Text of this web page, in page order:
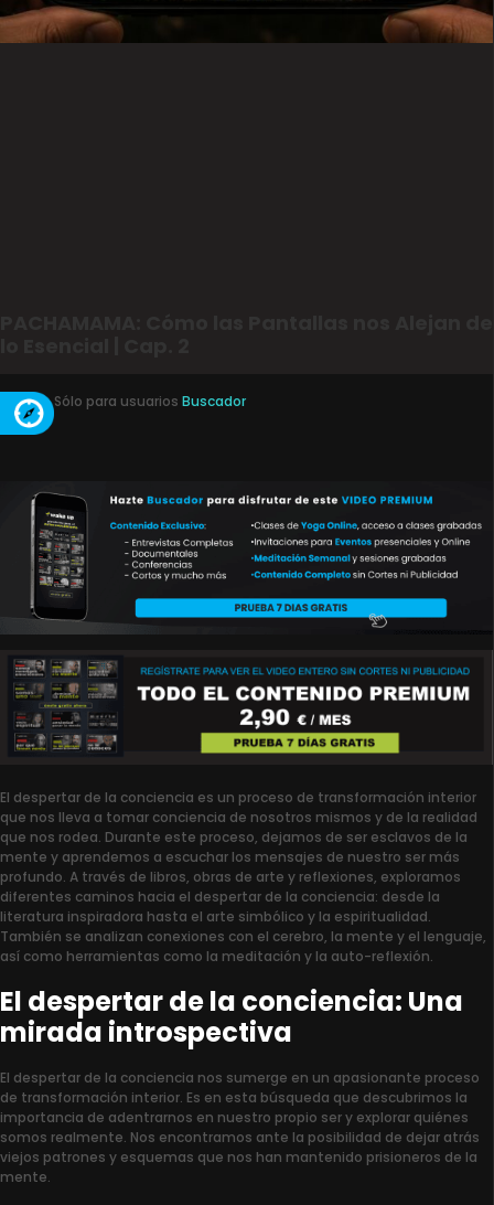
Sólo para usuarios Buscador
El despertar de la conciencia es un proceso de transformación interior
que nos lleva a tomar conciencia de nosotros mismos y de la realidad
que nos rodea. Durante este proceso, dejamos de ser esclavos de la
mente y aprendemos a escuchar los mensajes de nuestro ser más
profundo. A través de libros, obras de arte y reflexiones, exploramos
diferentes caminos hacia el despertar de la conciencia: desde la
literatura inspiradora hasta el arte simbólico y la espiritualidad.
También se analizan conexiones con el cerebro, la mente y el lenguaje,
así como herramientas como la meditación y la auto-reflexión.
El despertar de la conciencia: Una
mirada introspectiva
El despertar de la conciencia nos sumerge en un apasionante proceso
de transformación interior. Es en esta búsqueda que descubrimos la
importancia de adentrarnos en nuestro propio ser y explorar quiénes
somos realmente. Nos encontramos ante la posibilidad de dejar atrás
viejos patrones y esquemas que nos han mantenido prisioneros de la
mente.